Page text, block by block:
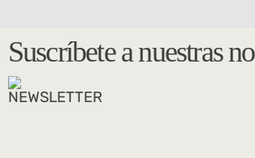
Suscríbete a nuestras